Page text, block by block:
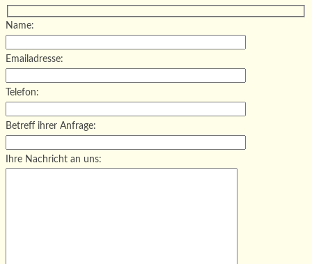
Name:
Emailadresse:
Telefon:
Betreff ihrer Anfrage:
Ihre Nachricht an uns: